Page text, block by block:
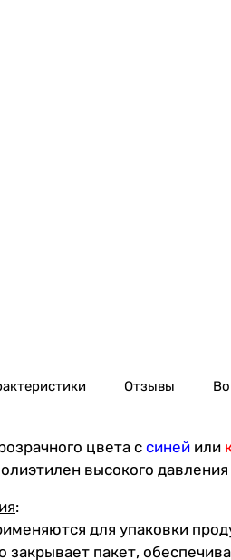
Отзывы
цвета с синей или
высокого
:
для упаковки
закрывает пакет,